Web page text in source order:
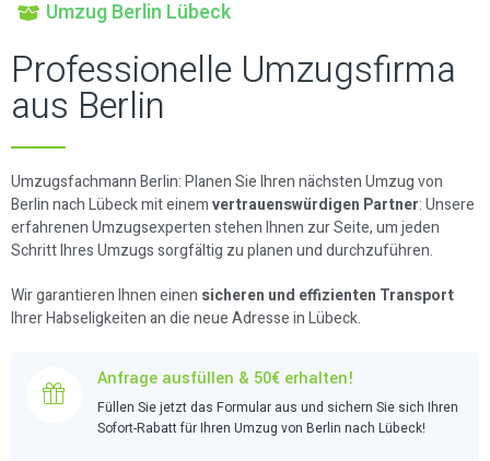
Umzug Berlin Lübeck
Professionelle Umzugsfirma
aus Berlin
Umzugsfachmann Berlin: Planen Sie Ihren nächsten Umzug von
Berlin nach Lübeck mit einemvertrauenswürdigen Partner: Unsere
erfahrenen Umzugsexperten stehen Ihnen zur Seite, um jeden
Schritt Ihres Umzugs sorgfältig zu planen und durchzuführen.
Wir garantieren Ihnen einen sicheren und effizienten Transport
Ihrer Habseligkeiten an die neue Adresse in Lübeck.
Anfrage ausfüllen & 50€ erhalten!
Füllen Sie jetzt das Formular aus und sichern Sie sich Ihren
Sofort-Rabatt für Ihren Umzug von Berlin nach Lübeck!